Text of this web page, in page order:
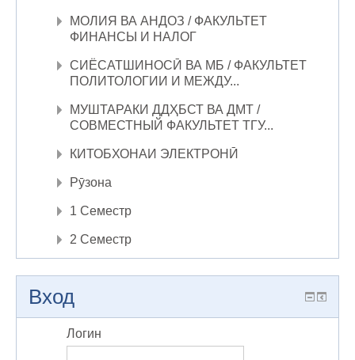
МОЛИЯ ВА АНДОЗ / ФАКУЛЬТЕТ
ФИНАНСЫ И НАЛОГ
СИЁСАТШИНОСӢ ВА МБ / ФАКУЛЬТЕТ
ПОЛИТОЛОГИИ И МЕЖДУ...
МУШТАРАКИ ДДҲБСТ ВА ДМТ /
СОВМЕСТНЫЙ ФАКУЛЬТЕТ ТГУ...
КИТОБХОНАИ ЭЛЕКТРОНӢ
Рӯзона
1 Семестр
2 Семестр
Вход
Логин